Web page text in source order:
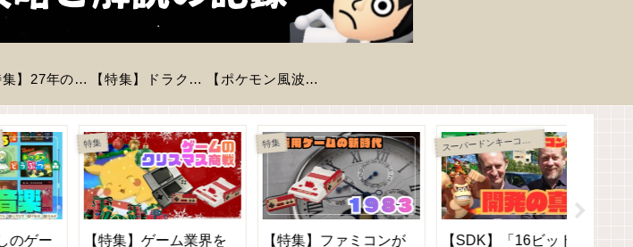
【特集】27年の時を経てリメイク「バイオハザードREベロニカ」が登場！気になる情報をピックアップ！ 【特集】ドラクエモンスターズ4が今冬に発売決定！登場モンスター数は？判明している情報まとめ 【ポケモン風波】現時点で判明している登場ポケモン一覧
Nintendo 64
【特集】NINTENDO 64
Nintendo Switch
【特集】なぜ任天堂は
Super Famicom
【特集】スーパーファ